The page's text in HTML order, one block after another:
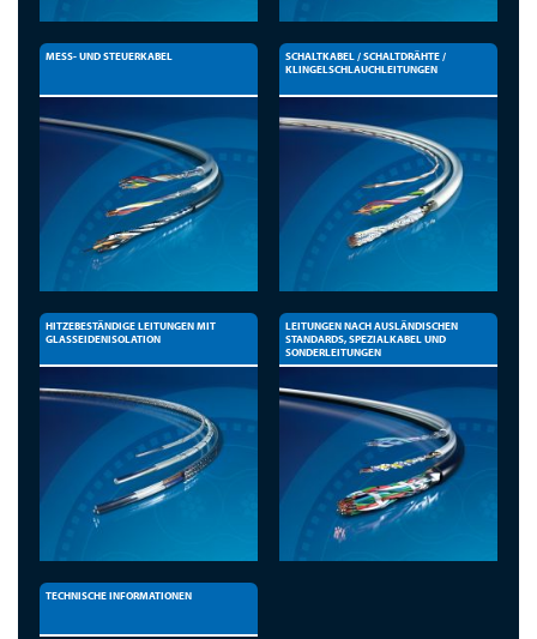
MESS- UND STEUERKABEL
SCHALTKABEL / SCHALTDRÄHTE /
KLINGELSCHLAUCHLEITUNGEN
HITZEBESTÄNDIGE LEITUNGEN MIT
GLASSEIDENISOLATION
LEITUNGEN NACH AUSLÄNDISCHEN
STANDARDS, SPEZIALKABEL UND
SONDERLEITUNGEN
TECHNISCHE INFORMATIONEN